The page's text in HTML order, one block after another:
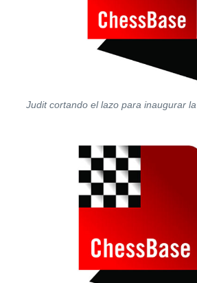
Judit cortando el lazo para inaugurar